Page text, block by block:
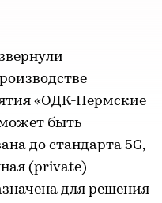
«ОДК-Пермские
быть
до стандарта 5G,
(private)
для решения